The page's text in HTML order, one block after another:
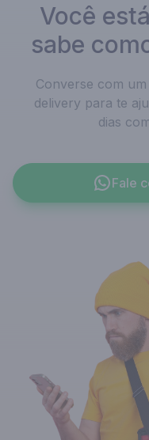
Você está
sabe
Converse com
delivery para te
dias
Fale